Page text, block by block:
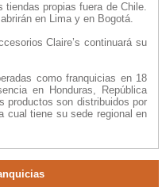
tiendas propias fuera de Chile.
en Lima y en Bogotá.
Claire’s continuará su
como franquicias en 18
en Honduras, República
productos son distribuidos por
cual tiene su sede regional en